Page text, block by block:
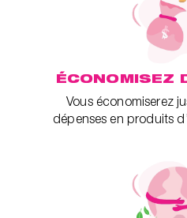
ÉCONOMISEZ
Vous économiserez
dépenses en produits